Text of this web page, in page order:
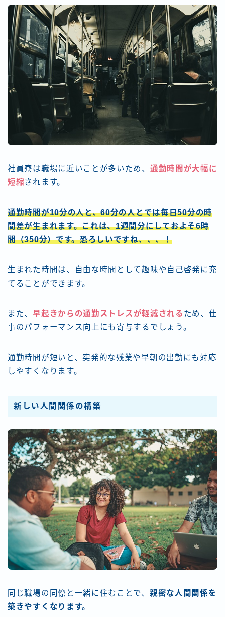
社員寮は職場に近いことが多いため、 通勤時間が大幅に
短縮されます。
通勤時間が10分の人と、60分の人とでは毎日50分の時
間差が生まれます。これは、1週間分にしておよそ6時
間（350分）です。恐ろしいですね、、、！
生まれた時間は、自由な時間として趣味や自己啓発に充
てることができます。
また、早起きからの通勤ストレスが軽減される ため、仕
事のパフォーマンス向上にも寄与するでしょう。
通勤時間が短いと、突発的な残業や早朝の出勤にも対応
しやすくなります。
新しい人間関係の構築
同じ職場の同僚と一緒に住むことで、 親密な人間関係を
築きやすくなります。